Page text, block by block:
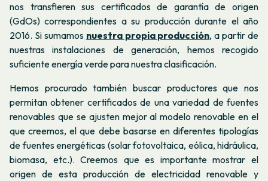
nos transfieren sus certificados de garantía de origen
(GdOs) correspondientes a su producción durante el año
2016. Si sumamos nuestra propia producción, a partir de
nuestras instalaciones de generación, hemos recogido
suficiente energía verde para nuestra clasificación.
Hemos procurado también buscar productores que nos
permitan obtener certificados de una variedad de fuentes
renovables que se ajusten mejor al modelo renovable en el
que creemos, el que debe basarse en diferentes tipologías
de fuentes energéticas (solar fotovoltaica, eólica, hidráulica,
biomasa, etc.). Creemos que es importante mostrar el
origen de esta producción de electricidad renovable y